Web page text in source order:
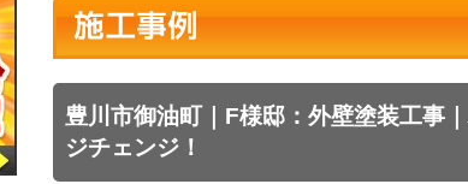
豊川市御油町｜F様邸：外壁塗装工事
ジチェンジ！